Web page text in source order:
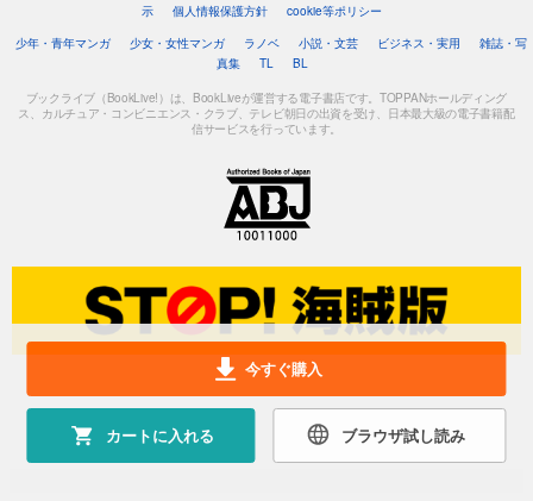
今すぐ購入
カートに入れる ブラウザ試し読み
示
個人情報保護方針
cookie等ポリシー
少年・青年マンガ
少女・女性マンガ ラノベ 小説・文芸 ビジネス・実用
雑誌・写
真集
TL BL
ブックライブ（BookLive!）は、BookLiveが運営する電子書店です。TOPPANホールディング
ス、カルチュア・コンビニエンス・クラブ、テレビ朝日の出資を受け、日本最大級の電子書籍配
信サービスを行っています。